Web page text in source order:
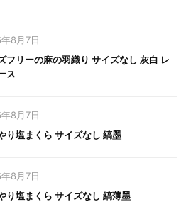
8月7日
フリーの麻の羽織り サイズなし 灰白 レ
ス
8月7日
り塩まくら サイズなし 縞墨
8月7日
り塩まくら サイズなし 縞薄墨